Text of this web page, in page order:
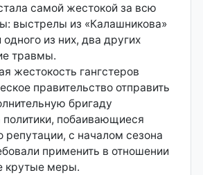
самой жестокой за всю
выстрелы из «Калашникова»
из них, два других
травмы.
жестокость гангстеров
правительство отправить
бригаду
политики, побаивающиеся
репутации, с началом сезона
применить в отношении
крутые меры.